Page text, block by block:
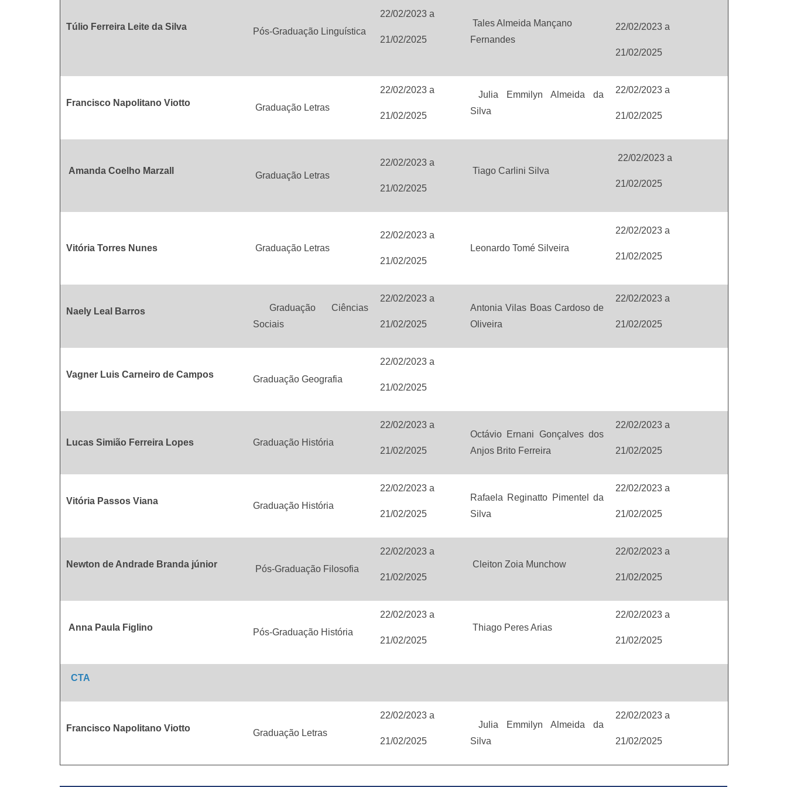
Túlio Ferreira Leite da Silva Pós-Graduação Linguística
22/02/2023 a
21/02/2025
Tales Almeida Mançano
Fernandes
22/02/2023 a
21/02/2025
Francisco Napolitano Viotto Graduação Letras
22/02/2023 a
21/02/2025
Julia Emmilyn Almeida da
Silva
22/02/2023 a
21/02/2025
Amanda Coelho Marzall Graduação Letras
22/02/2023 a
21/02/2025
Tiago Carlini Silva
22/02/2023 a
21/02/2025
Vitória Torres Nunes Graduação Letras
22/02/2023 a
21/02/2025
Leonardo Tomé Silveira
22/02/2023 a
21/02/2025
Naely Leal Barros
Graduação Ciências
Sociais
22/02/2023 a
21/02/2025
Antonia Vilas Boas Cardoso de
Oliveira
22/02/2023 a
21/02/2025
Vagner Luis Carneiro de Campos Graduação Geografia
22/02/2023 a
21/02/2025
Lucas Simião Ferreira Lopes Graduação História
22/02/2023 a
21/02/2025
Octávio Ernani Gonçalves dos
Anjos Brito Ferreira
22/02/2023 a
21/02/2025
Vitória Passos Viana Graduação História
22/02/2023 a
21/02/2025
Rafaela Reginatto Pimentel da
Silva
22/02/2023 a
21/02/2025
Newton de Andrade Branda júnior Pós-Graduação Filosofia
22/02/2023 a
21/02/2025
Cleiton Zoia Munchow
22/02/2023 a
21/02/2025
Anna Paula Figlino Pós-Graduação História
22/02/2023 a
21/02/2025
Thiago Peres Arias
22/02/2023 a
21/02/2025
CTA
Francisco Napolitano Viotto Graduação Letras
22/02/2023 a
21/02/2025
Julia Emmilyn Almeida da
Silva
22/02/2023 a
21/02/2025